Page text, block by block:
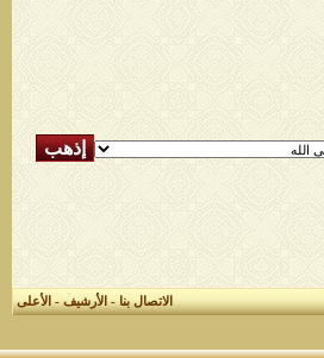
الاتصال بنا-الأرشيف-الأعلى